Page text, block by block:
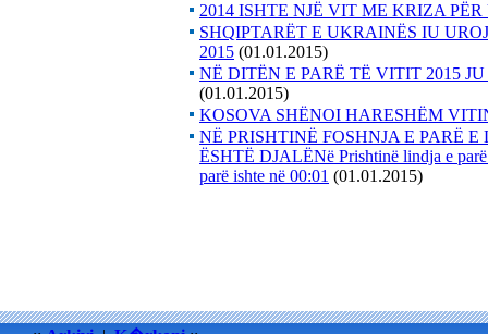
2014 ISHTE NJË VIT ME KRIZA
SHQIPTARËT E UKRAINËS IU
2015 (01.01.2015)
NË DITËN E PARË TË VITIT 2015
(01.01.2015)
KOSOVA SHËNOI HARESHËM
NË PRISHTINË FOSHNJA E PARË
ËSHTË DJALËNë Prishtinë lindja e
parë ishte në 00:01 (01.01.2015)